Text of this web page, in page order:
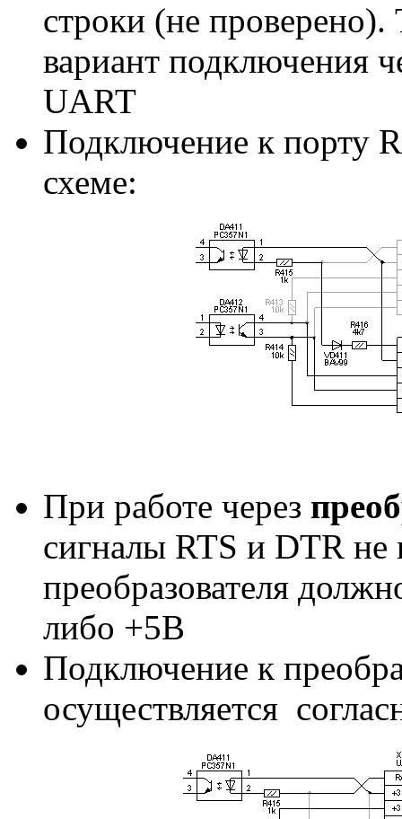
строки (не проверено).
вариант подключения
UART
Подключение к порту
схеме:
При работе через
сигналы RTS и DTR не
преобразователя
либо +5В
Подключение к
осуществляется